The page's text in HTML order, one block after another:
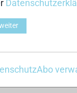
Abo